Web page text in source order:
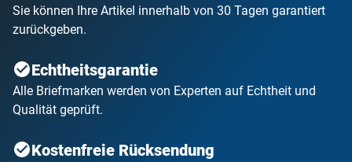
Sie können Ihre Artikel innerhalb von 30 Tagen garantiert
zurückgeben.
Echtheitsgarantie
Alle Briefmarken werden von Experten auf Echtheit und
Qualität geprüft.
Kostenfreie Rücksendung